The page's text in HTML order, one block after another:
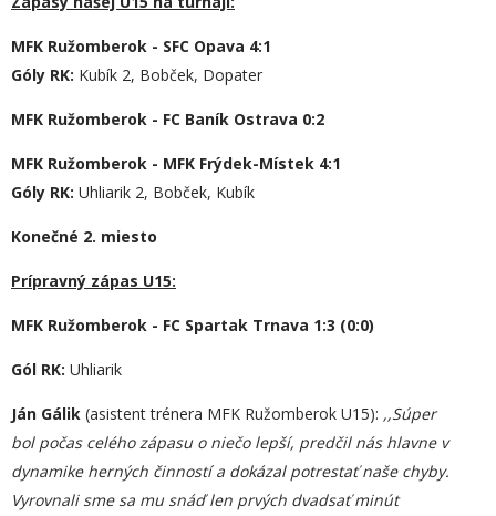
MFK Ružomberok - SFC Opava 4:1
Góly RK: Kubík 2, Bobček, Dopater
MFK Ružomberok - FC Baník Ostrava 0:2
MFK Ružomberok - MFK Frýdek-Místek 4:1
Góly RK: Uhliarik 2, Bobček, Kubík
Konečné 2. miesto
Prípravný zápas U15:
MFK Ružomberok - FC Spartak Trnava 1:3 (0:0)
Gól RK: Uhliarik
Ján Gálik (asistent trénera MFK Ružomberok U15): ,,Súper
bol počas celého zápasu o niečo lepší, predčil nás hlavne v
dynamike herných činností a dokázal potrestať naše chyby.
Vyrovnali sme sa mu snáď len prvých dvadsať minút